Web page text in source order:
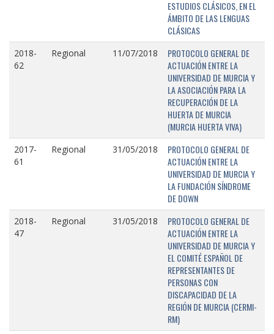
ESTUDIOS CLÁSICOS, EN EL
ÁMBITO DE LAS LENGUAS
CLÁSICAS
2018-
62
Regional 11/07/2018
PROTOCOLO GENERAL DE
ACTUACIÓN ENTRE LA
UNIVERSIDAD DE MURCIA Y
LA ASOCIACIÓN PARA LA
RECUPERACIÓN DE LA
HUERTA DE MURCIA
(MURCIA HUERTA VIVA)
2017-
61
Regional 31/05/2018
PROTOCOLO GENERAL DE
ACTUACIÓN ENTRE LA
UNIVERSIDAD DE MURCIA Y
LA FUNDACIÓN SÍNDROME
DE DOWN
2018-
47
Regional 31/05/2018
PROTOCOLO GENERAL DE
ACTUACIÓN ENTRE LA
UNIVERSIDAD DE MURCIA Y
EL COMITÉ ESPAÑOL DE
REPRESENTANTES DE
PERSONAS CON
DISCAPACIDAD DE LA
REGIÓN DE MURCIA (CERMI-
RM)